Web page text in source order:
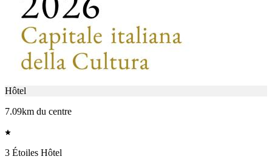
Hôtel
7.09km du centre
3 Étoiles Hôtel